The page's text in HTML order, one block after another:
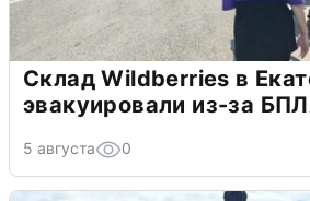
Склад Wildberries в
эвакуировали из-за
5 августа 0